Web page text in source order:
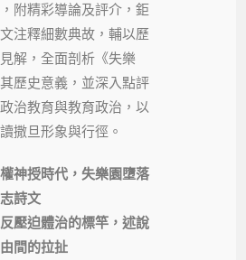
附精彩導論及評介，鉅
注釋細數典故，輔以歷
解，全面剖析《失樂
歷史意義，並深入點評
治教育與教育政治，以
撒旦形象與行徑。
神授時代，失樂園墮落
詩文
壓迫體治的標竿，述說
間的拉扯